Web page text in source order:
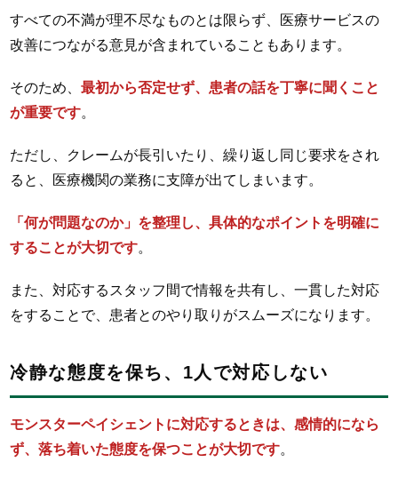
すべての不満が理不尽なものとは限らず、医療サービスの
改善につながる意見が含まれていることもあります。
そのため、最初から否定せず、患者の話を丁寧に聞くこと
が重要です。
ただし、クレームが長引いたり、繰り返し同じ要求をされ
ると、医療機関の業務に支障が出てしまいます。
「何が問題なのか」を整理し、具体的なポイントを明確に
することが大切です。
また、対応するスタッフ間で情報を共有し、一貫した対応
をすることで、患者とのやり取りがスムーズになります。
冷静な態度を保ち、1人で対応しない
モンスターペイシェントに対応するときは、感情的になら
ず、落ち着いた態度を保つことが大切です。